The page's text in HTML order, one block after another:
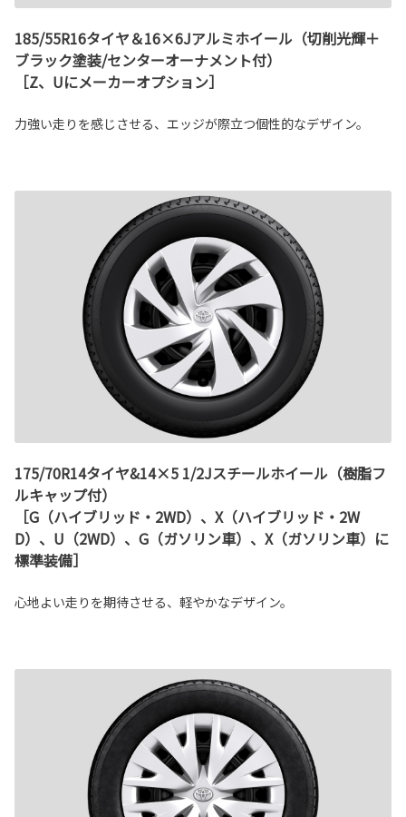
185/55R16タイヤ＆16×6Jアルミホイール（切削光輝＋
ブラック塗装/センターオーナメント付）
［Z、Uにメーカーオプション］
力強い走りを感じさせる、エッジが際立つ個性的なデザイン。
175/70R14タイヤ&14×5 1/2Jスチールホイール（樹脂フ
ルキャップ付）
［G（ハイブリッド・2WD）、X（ハイブリッド・2W
D）、U（2WD）、G（ガソリン車）、X（ガソリン車）に
標準装備］
心地よい走りを期待させる、軽やかなデザイン。